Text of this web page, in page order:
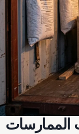
الممارسات